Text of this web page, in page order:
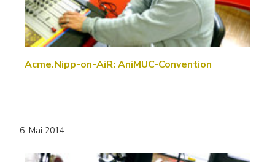
Acme.Nipp-on-AiR: AniMUC-Convention
6. Mai 2014